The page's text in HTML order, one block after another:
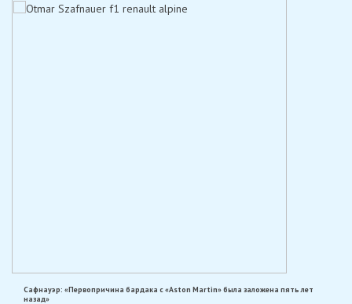
Сафнауэр: «Первопричина бардака с «Aston Martin» была заложена пять лет
назад»